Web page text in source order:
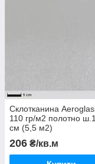
Склотканина
110 гр/м2 полотно
см (5,5 м2)
206 ₴/кв.м